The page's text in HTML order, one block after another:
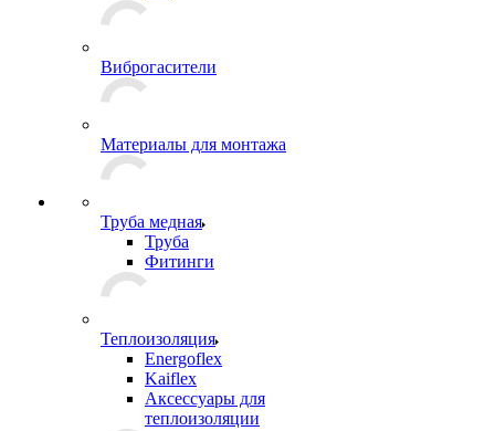
Виброгасители
Материалы для монтажа
Труба медная
Труба
Фитинги
Теплоизоляция
Energoflex
Kaiflex
Аксессуары для
теплоизоляции